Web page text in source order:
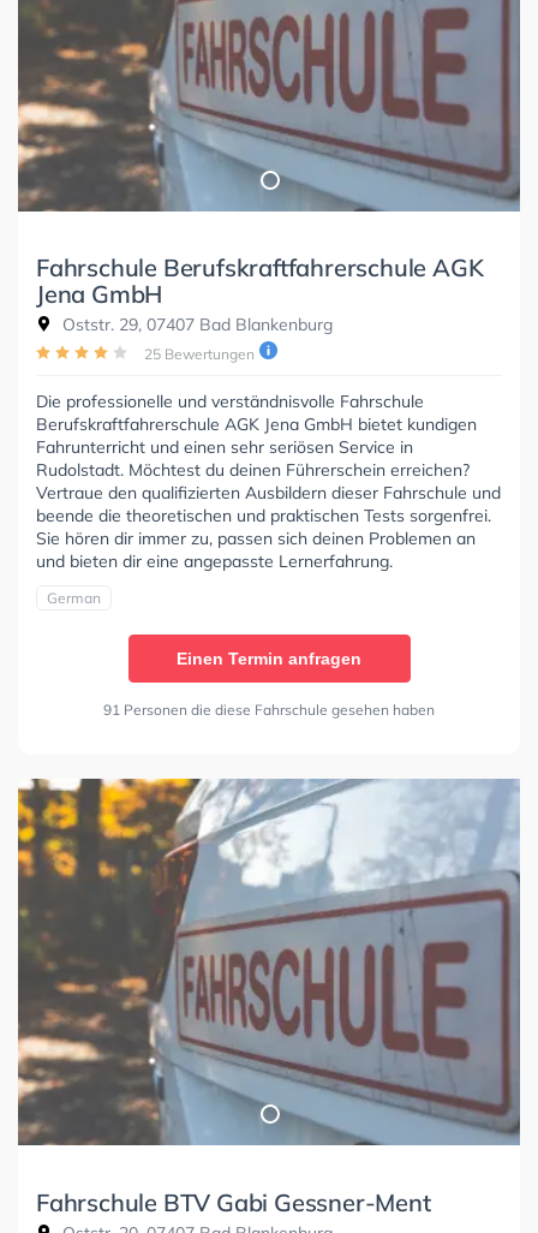
Fahrschule Berufskraftfahrerschule AGK
Jena GmbH
Oststr. 29, 07407 Bad Blankenburg
25 Bewertungen
Die professionelle und verständnisvolle Fahrschule
Berufskraftfahrerschule AGK Jena GmbH bietet kundigen
Fahrunterricht und einen sehr seriösen Service in
Rudolstadt. Möchtest du deinen Führerschein erreichen?
Vertraue den qualifizierten Ausbildern dieser Fahrschule und
beende die theoretischen und praktischen Tests sorgenfrei.
Sie hören dir immer zu, passen sich deinen Problemen an
und bieten dir eine angepasste Lernerfahrung.
German
Einen Termin anfragen
91 Personen die diese Fahrschule gesehen haben
Fahrschule BTV Gabi Gessner-Ment